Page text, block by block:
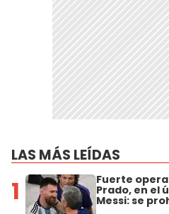
LAS MÁS LEÍDAS
1 Fuerte
Prado, en el
Messi: se